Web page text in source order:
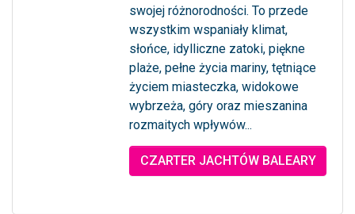
swojej różnorodności. To przede
wszystkim wspaniały klimat,
słońce, idylliczne zatoki, piękne
plaże, pełne życia mariny, tętniące
życiem miasteczka, widokowe
wybrzeża, góry oraz mieszanina
rozmaitych wpływów...
... więcej
CZARTER JACHTÓW BALEARY